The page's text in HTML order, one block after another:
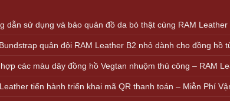
dẫn sử dụng và bảo quản đồ da bò thật cùng RAM Leather
quân đội RAM Leather B2 nhỏ dành cho đồng hồ
các màu dây đồng hồ Vegtan nhuộm thủ công – RAM
tiến hành triển khai mã QR thanh toán – Miễn Phí